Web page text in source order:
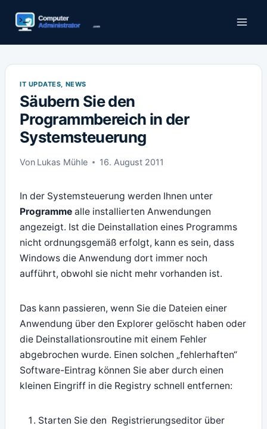
Inhalt
IT UPDATES, NEWS
Säubern Sie den
Programmbereich in der
Systemsteuerung
Von Lukas Mühle 16. August 2011
In der Systemsteuerung werden Ihnen unter
Programme alle installierten Anwendungen
angezeigt. Ist die Deinstallation eines Programms
nicht ordnungsgemäß erfolgt, kann es sein, dass
Windows die Anwendung dort immer noch
aufführt, obwohl sie nicht mehr vorhanden ist.
Das kann passieren, wenn Sie die Dateien einer
Anwendung über den Explorer gelöscht haben oder
die Deinstallationsroutine mit einem Fehler
abgebrochen wurde. Einen solchen „fehlerhaften“
Software-Eintrag können Sie aber durch einen
kleinen Eingriff in die Registry schnell entfernen:
Starten Sie den Registrierungseditor über